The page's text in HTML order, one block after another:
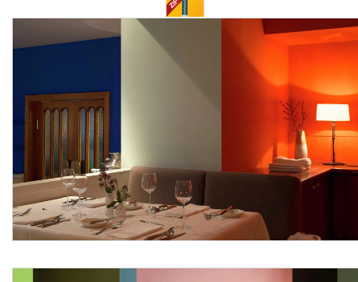
classificazione in base a VOB: pittura ai silicati a
dispersione (DIN 18363 comma 2.4.1); resistenza alla
diffusione del vapore: sd ≤ 0,01 m (EN ISO 7783);
resistenza all’abrasione ad umido (ISO 11998) : R-classe
1; rapporto di copertura (contrasto): H10-classe 1 (ISO
6504-3); resa dalla copertura (rapporto di contrasto): 6,5
m²/L; grado di brillantezza a 85° (ISO 2813): G4 (elevata
opacità); granulometria massima (EN 21524): fine;
reazione al fuoco: non infiammabile (classe A2-s1,d0 -EN
13501-1); contenuto COV: 0-1 g/l (bianco e colorato);
certificazioni: Cradle to Cradle Certified® Silver e C2C
Certified Material Health Certificate™ Gold; tonalità di
colore: bianco e tonalità varie esclusivamente con